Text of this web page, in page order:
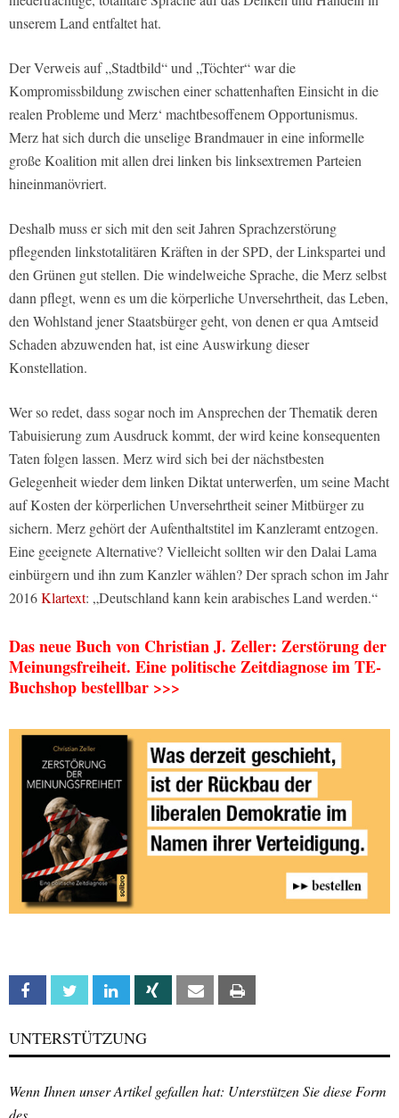
unserem Land entfaltet hat.
Der Verweis auf „Stadtbild“ und „Töchter“ war die
Kompromissbildung zwischen einer schattenhaften Einsicht in die
realen Probleme und Merz‘ machtbesoffenem Opportunismus.
Merz hat sich durch die unselige Brandmauer in eine informelle
große Koalition mit allen drei linken bis linksextremen Parteien
hineinmanövriert.
Deshalb muss er sich mit den seit Jahren Sprachzerstörung
pflegenden linkstotalitären Kräften in der SPD, der Linkspartei und
den Grünen gut stellen. Die windelweiche Sprache, die Merz selbst
dann pflegt, wenn es um die körperliche Unversehrtheit, das Leben,
den Wohlstand jener Staatsbürger geht, von denen er qua Amtseid
Schaden abzuwenden hat, ist eine Auswirkung dieser
Konstellation.
Wer so redet, dass sogar noch im Ansprechen der Thematik deren
Tabuisierung zum Ausdruck kommt, der wird keine konsequenten
Taten folgen lassen. Merz wird sich bei der nächstbesten
Gelegenheit wieder dem linken Diktat unterwerfen, um seine Macht
auf Kosten der körperlichen Unversehrtheit seiner Mitbürger zu
sichern. Merz gehört der Aufenthaltstitel im Kanzleramt entzogen.
Eine geeignete Alternative? Vielleicht sollten wir den Dalai Lama
einbürgern und ihn zum Kanzler wählen? Der sprach schon im Jahr
2016Klartext: „Deutschland kann kein arabisches Land werden.“
Das neue Buch von Christian J. Zeller: Zerstörung der
Meinungsfreiheit. Eine politische Zeitdiagnose im TE-
Buchshop bestellbar >>>
Facebook Twitter Linkedin Xing Email
UNTERSTÜTZUNG
Wenn Ihnen unser Artikel gefallen hat: Unterstützen Sie diese Form
des